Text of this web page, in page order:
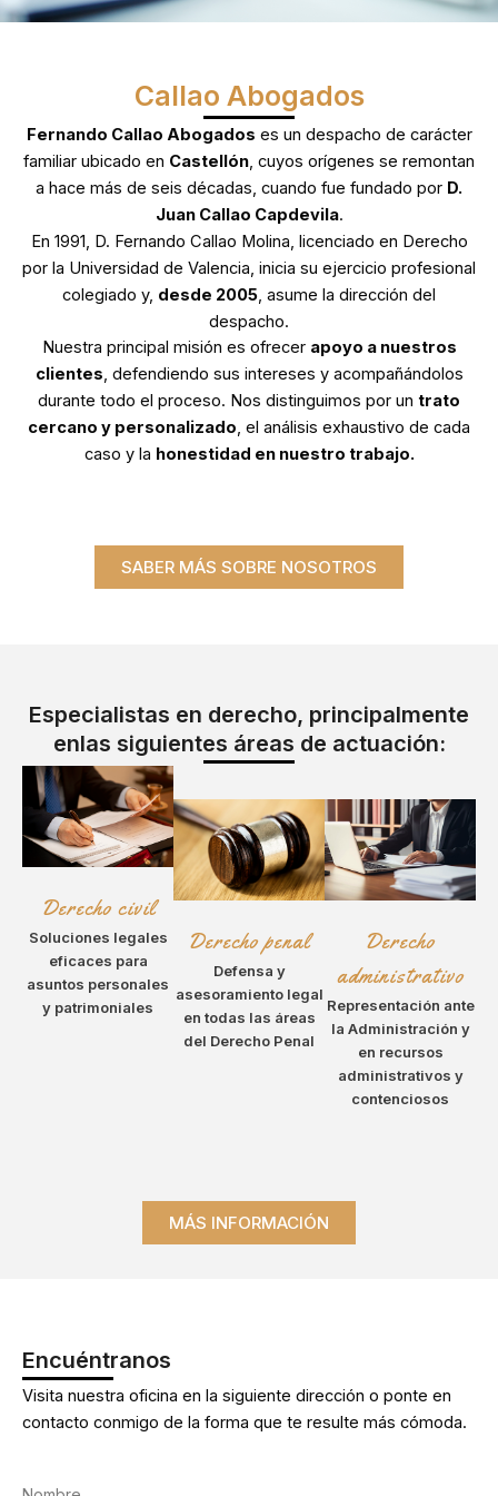
Callao Abogados
Fernando Callao Abogados es un despacho de carácter
familiar ubicado en Castellón, cuyos orígenes se remontan
a hace más de seis décadas, cuando fue fundado por D.
Juan Callao Capdevila.
En 1991, D. Fernando Callao Molina, licenciado en Derecho
por la Universidad de Valencia, inicia su ejercicio profesional
colegiado y, desde 2005, asume la dirección del
despacho.
Nuestra principal misión es ofrecer apoyo a nuestros
clientes , defendiendo sus intereses y acompañándolos
durante todo el proceso. Nos distinguimos por un trato
cercano y personalizado , el análisis exhaustivo de cada
caso y la honestidad en nuestro trabajo.
SABER MÁS SOBRE NOSOTROS
Especialistas en derecho, principalmente
enlas siguientes áreas de actuación:
Derecho civil
Soluciones legales
eficaces para
asuntos personales
y patrimoniales
Derecho penal
Defensa y
asesoramiento legal
en todas las áreas
del Derecho Penal
Derecho
administrativo
Representación ante
la Administración y
en recursos
administrativos y
contenciosos
MÁS INFORMACIÓN
Encuéntranos
Visita nuestra oficina en la siguiente dirección o ponte en
contacto conmigo de la forma que te resulte más cómoda.